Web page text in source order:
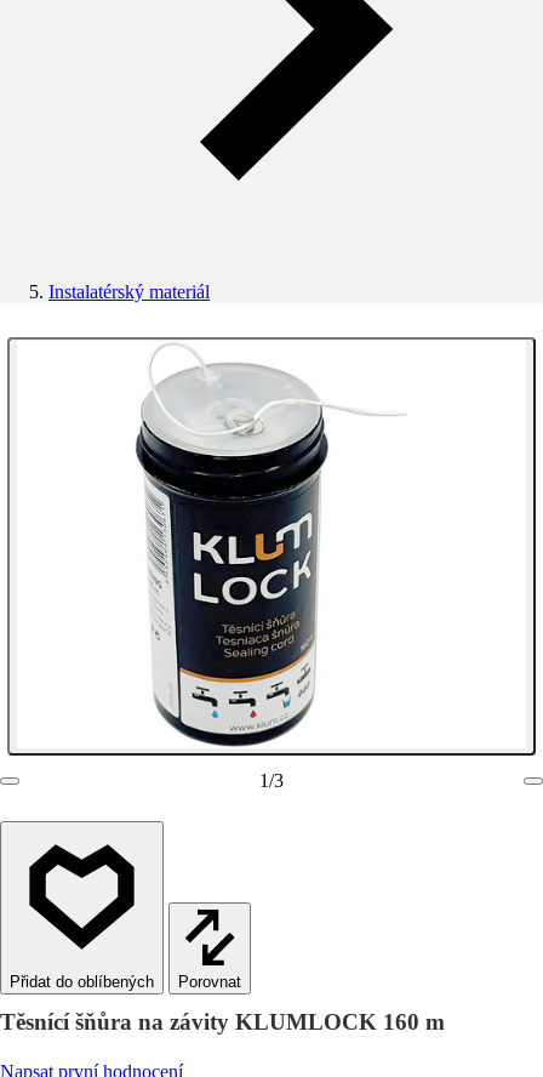
Instalatérský materiál
1/3
Porovnat
Těsnící šňůra na závity KLUMLOCK 160 m
Napsat první hodnocení